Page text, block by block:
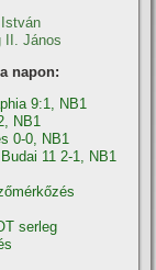
II. János
napon:
9:1, NB1
NB1
0-0, NB1
11 2-1, NB1
serleg